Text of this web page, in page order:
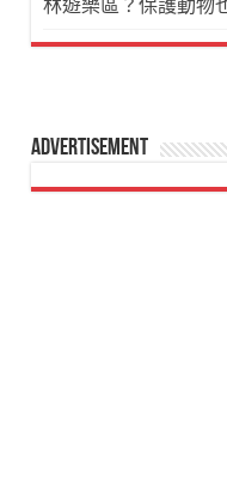
林遊樂區？保護動物
Advertisement